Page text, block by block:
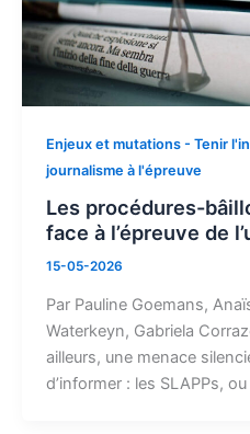
Enjeux et mutations - Tenir
journalisme à l'épreuve
Les procédures-
face à l’épreuve de
15-05-2026
Par Pauline Goemans,
Waterkeyn, Gabriela
ailleurs, une menace
d’informer : les SLAPPs,